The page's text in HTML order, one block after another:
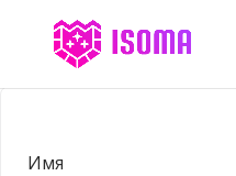
Имя